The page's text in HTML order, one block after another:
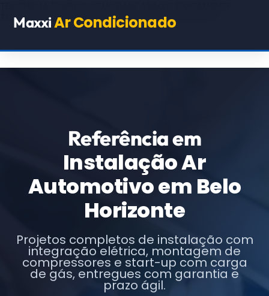
TROCANDO APENAS OS TEXTOS E URLs INDICADOS)
MaxxiAr Condicionado
Referência em
Instalação Ar
Automotivo em Belo
Horizonte
Projetos completos de instalação com
integração elétrica, montagem de
compressores e start-up com carga
de gás, entregues com garantia e
prazo ágil.